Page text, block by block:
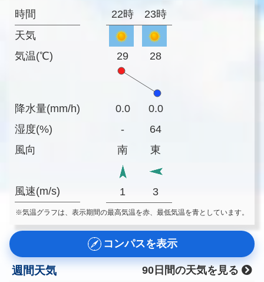
時間
天気
気温(℃)
降水量(mm/h)
湿度(%)
風向
風速(m/s)
22時 23時
29 28
0.0
0.0
-
64
南
東
1 3
※気温グラフは、表示期間の最高気温を赤、最低気温を青としています。
コンパスを表示
週間天気
90日間の天気を見る